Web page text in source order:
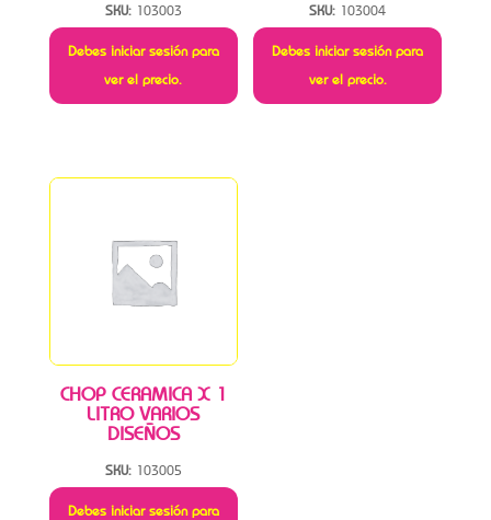
SKU: 103003
Debes iniciar sesión para
ver el precio.
SKU: 103004
Debes iniciar sesión para
ver el precio.
CHOP CERAMICA X 1
LITRO VARIOS
DISEÑOS
SKU: 103005
Debes iniciar sesión para